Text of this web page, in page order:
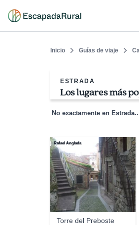
Inicio Guías de viaje
ESTRADA
Los lugares más
No exactamente en
Torre del Preboste
Rafael Anglada